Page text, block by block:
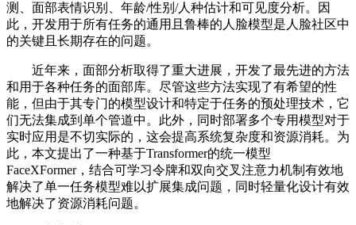
测、面部表情识别、年龄/性别/人种估计和可见度分析。因
此，开发用于所有任务的通用且鲁棒的人脸模型是人脸社区中
的关键且长期存在的问题。
近年来，面部分析取得了重大进展，开发了最先进的方法
和用于各种任务的面部库。尽管这些方法实现了有希望的性
能，但由于其专门的模型设计和特定于任务的预处理技术，它
们无法集成到单个管道中。此外，同时部署多个专用模型对于
实时应用是不切实际的，这会提高系统复杂度和资源消耗。为
此，本文提出了一种基于Transformer的统一模型
FaceXFormer，结合可学习令牌和双向交叉注意力机制有效地
解决了单一任务模型难以扩展集成问题，同时轻量化设计有效
地解决了资源消耗问题。